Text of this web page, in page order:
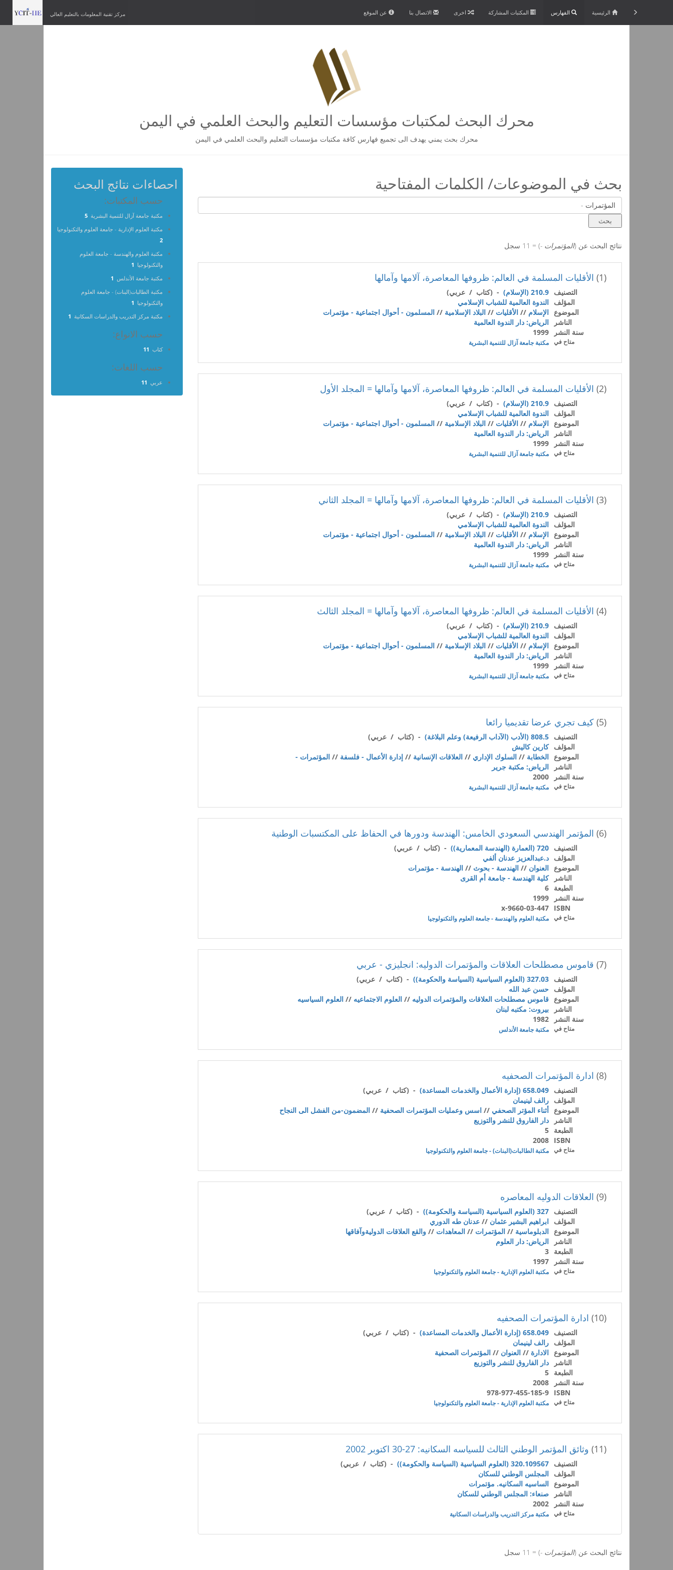
مركز تقنية المعلومات بالتعليم العالي عن الموقع الاتصال بنا اخرى المكتبات المشاركة الفهارس الرئيسية
محرك البحث لمكتبات مؤسسات التعليم والبحث العلمي في اليمن
محرك بحث يمني يهدف الى تجميع فهارس كافة مكتبات مؤسسات التعليم والبحث العلمي في اليمن
بحث في الموضوعات/ الكلمات المفتاحية
نتائج البحث عن (المؤتمرات -) = 11 سجل
(1) الأقليات المسلمة في العالم: ظروفها المعاصرة، آلامها وآمالها
التصنيف 210.9 (الإسلام)
- (كتاب / عربي)
المؤلف الندوة العالمية للشباب الإسلامي
الموضوع الإسلام // الأقليات // البلاد الإسلامية // المسلمون - أحوال اجتماعية - مؤتمرات
الناشر
الرياض: دار الندوة العالمية
سنة النشر
1999
متاح في مكتبة جامعة آزال للتنمية البشرية
(2) الأقليات المسلمة في العالم: ظروفها المعاصرة، آلامها وآمالها = المجلد الأول
التصنيف 210.9 (الإسلام)
- (كتاب / عربي)
المؤلف الندوة العالمية للشباب الإسلامي
الموضوع الإسلام // الأقليات // البلاد الإسلامية // المسلمون - أحوال اجتماعية - مؤتمرات
الناشر
الرياض: دار الندوة العالمية
سنة النشر
1999
متاح في مكتبة جامعة آزال للتنمية البشرية
(3) الأقليات المسلمة في العالم: ظروفها المعاصرة، آلامها وآمالها = المجلد الثاني
التصنيف 210.9 (الإسلام)
- (كتاب / عربي)
المؤلف الندوة العالمية للشباب الإسلامي
الموضوع الإسلام // الأقليات // البلاد الإسلامية // المسلمون - أحوال اجتماعية - مؤتمرات
الناشر
الرياض: دار الندوة العالمية
سنة النشر
1999
متاح في مكتبة جامعة آزال للتنمية البشرية
(4) الأقليات المسلمة في العالم: ظروفها المعاصرة، آلامها وآمالها = المجلد الثالث
التصنيف 210.9 (الإسلام)
- (كتاب / عربي)
المؤلف الندوة العالمية للشباب الإسلامي
الموضوع الإسلام // الأقليات // البلاد الإسلامية // المسلمون - أحوال اجتماعية - مؤتمرات
الناشر
الرياض: دار الندوة العالمية
سنة النشر
1999
متاح في مكتبة جامعة آزال للتنمية البشرية
(5) كيف تجري عرضا تقديميا رائعا
التصنيف 808.5 (الأدب (الآداب الرفيعة) وعلم البلاغة)
- (كتاب / عربي)
المؤلف كارين كاليش
الموضوع الخطابة // السلوك الإداري // العلاقات الإنسانية // إدارة الأعمال - فلسفة // المؤتمرات -
الناشر
الرياض: مكتبة جرير
سنة النشر
2000
متاح في مكتبة جامعة آزال للتنمية البشرية
(6) المؤتمر الهندسي السعودي الخامس: الهندسة ودورها في الحفاظ على المكتسبات الوطنية
التصنيف 720 (العمارة (الهندسة المعمارية))
- (كتاب / عربي)
المؤلف د.عبدالعزيز عدنان ألفي
الموضوع العنوان // الهندسة - بحوث // الهندسة - مؤتمرات
الناشر
كلية الهندسة - جامعة أم القرى
الطبعة 6
سنة النشر
1999
ISBN
9660-03-447-x
متاح في مكتبة العلوم والهندسة - جامعة العلوم والتكنولوجيا
(7) قاموس مصطلحات العلاقات والمؤتمرات الدوليه: انجليزي - عربي
التصنيف 327.03 (العلوم السياسية (السياسة والحكومة))
- (كتاب / عربي)
المؤلف حسن عبد الله
الموضوع قاموس مصطلحات العلاقات والمؤتمرات الدوليه // العلوم الاجتماعيه // العلوم السياسيه
الناشر
بيروت: مكتبه لبنان
سنة النشر
1982
متاح في مكتبة جامعة الأندلس
(8) ادارة المؤتمرات الصحفيه
التصنيف 658.049 (إدارة الأعمال والخدمات المساعدة)
- (كتاب / عربي)
المؤلف رالف لينيمان
الموضوع أثناء المؤتر الصحفي // اسس وعمليات المؤتمرات الصحفية // المضمون-من الفشل الى النجاح
الناشر
دار الفاروق للنشر والتوزيع
الطبعة 5
ISBN
2008
متاح في مكتبة الطالبات(البنات) - جامعة العلوم والتكنولوجيا
(9) العلاقات الدوليه المعاصره
التصنيف 327 (العلوم السياسية (السياسة والحكومة))
- (كتاب / عربي)
المؤلف ابراهيم البشير عثمان // عدنان طه الدوري
الموضوع الدبلوماسية // المؤتمرات // المعاهدات // والقع العلاقات الدوليةوآفاقها
الناشر
الرياض: دار العلوم
الطبعة 3
سنة النشر
1997
متاح في مكتبة العلوم الإدارية - جامعة العلوم والتكنولوجيا
(10) ادارة المؤتمرات الصحفيه
التصنيف 658.049 (إدارة الأعمال والخدمات المساعدة)
- (كتاب / عربي)
المؤلف رالف لينيمان
الموضوع الادارة // العنوان // المؤتمرات الصحفية
الناشر
دار الفاروق للنشر والتوزيع
الطبعة 5
سنة النشر
2008
ISBN
978-977-455-185-9
متاح في مكتبة العلوم الإدارية - جامعة العلوم والتكنولوجيا
(11) وثائق المؤتمر الوطني الثالث للسياسه السكانيه: 27-30 اكتوبر 2002
التصنيف 320.109567 (العلوم السياسية (السياسة والحكومة))
- (كتاب / عربي)
المؤلف المجلس الوطني للسكان
الموضوع الساسيه السكانيه. مؤتمرات
الناشر
صنعاء: المجلس الوطني للسكان
سنة النشر
2002
متاح في مكتبة مركز التدريب والدراسات السكانية
نتائج البحث عن (المؤتمرات -) = 11 سجل
احصاءات نتائج البحث
حسب المكتبات:
مكتبة جامعة آزال للتنمية البشرية 5
مكتبة العلوم الإدارية - جامعة العلوم والتكنولوجيا
2
مكتبة العلوم والهندسة - جامعة العلوم
والتكنولوجيا 1
مكتبة جامعة الأندلس 1
مكتبة الطالبات(البنات) - جامعة العلوم
والتكنولوجيا 1
مكتبة مركز التدريب والدراسات السكانية 1
حسب الانواع:
كتاب 11
حسب اللغات:
عربي 11